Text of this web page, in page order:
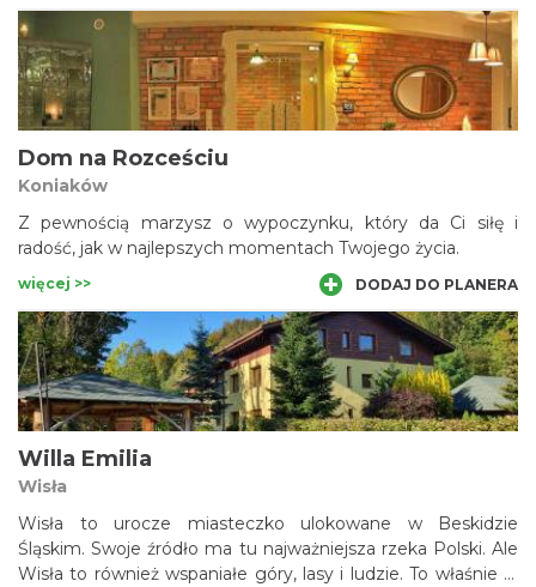
Dom na Rozceściu
Koniaków
Z pewnością marzysz o wypoczynku, który da Ci siłę i
radość, jak w najlepszych momentach Twojego życia.
więcej >> DODAJ DO PLANERA
Willa Emilia
Wisła
Wisła to urocze miasteczko ulokowane w Beskidzie
Śląskim. Swoje źródło ma tu najważniejsza rzeka Polski. Ale
Wisła to również wspaniałe góry, lasy i ludzie. To właśnie w